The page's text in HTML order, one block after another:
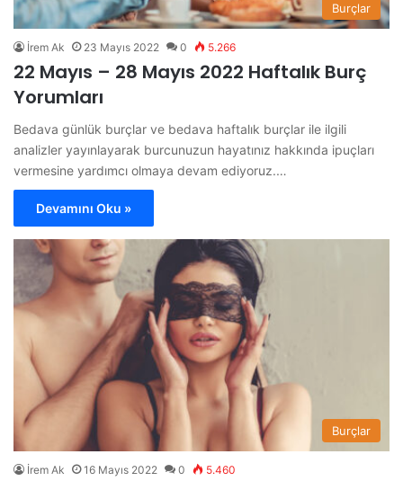
Burçlar
İrem Ak 23 Mayıs 2022 0 5.266
22 Mayıs – 28 Mayıs 2022 Haftalık Burç
Yorumları
Bedava günlük burçlar ve bedava haftalık burçlar ile ilgili
analizler yayınlayarak burcunuzun hayatınız hakkında ipuçları
vermesine yardımcı olmaya devam ediyoruz.…
Devamını Oku »
Burçlar
İrem Ak 16 Mayıs 2022 0 5.460